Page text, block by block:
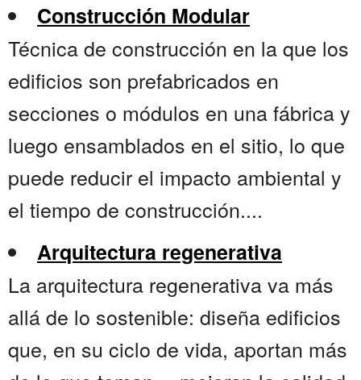
Construcción Modular
Técnica de construcción en la que los
edificios son prefabricados en
secciones o módulos en una fábrica y
luego ensamblados en el sitio, lo que
puede reducir el impacto ambiental y
el tiempo de construcción....
Arquitectura regenerativa
La arquitectura regenerativa va más
allá de lo sostenible: diseña edificios
que, en su ciclo de vida, aportan más